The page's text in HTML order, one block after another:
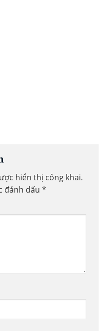
hiển thị công khai.
đánh dấu *